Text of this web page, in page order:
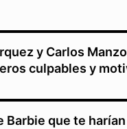
y Carlos
culpables y
Barbie que te